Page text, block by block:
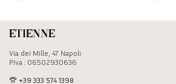
Etienne
Via dei Mille, 47 Napoli
P.Iva : 06502930636
+39 333 574 1398